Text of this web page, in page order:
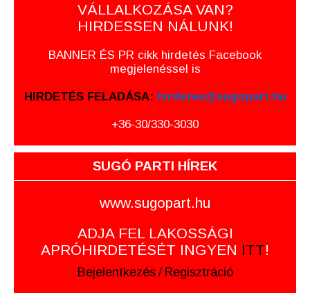
VÁLLALKOZÁSA VAN?
HIRDESSEN NÁLUNK!
BANNER ÉS PR cikk hirdetés Facebook
megjelenéssel is
HIRDETÉS FELADÁSA: hirdetes@sugopart.hu
+36-30/330-3030
SUGÓ PARTI HÍREK
www.sugopart.hu
ADJA FEL LAKOSSÁGI
APRÓHIRDETÉSÉT INGYEN ITT!
Bejelentkezés / Regisztráció